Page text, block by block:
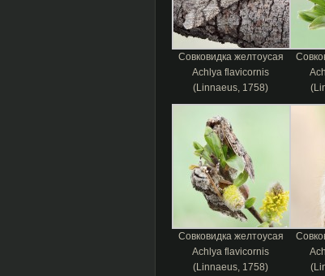
Совковидка желтоусая
Achlya flavicornis
(Linnaeus, 1758)
Совковидка желтоусая
Achlya flavicornis
(Linnaeus, 1758)